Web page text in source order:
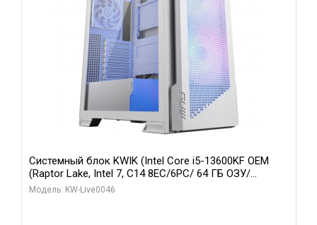
Системный блок KWIK (Intel Core i5-13600KF OEM
(Raptor Lake, Intel 7, C14 8EC/6PC/ 64 ГБ ОЗУ/
Gigabyte RTX5060Ti GAMING OC 8GB GDDR7 128bit
Модель: KW-Live0046